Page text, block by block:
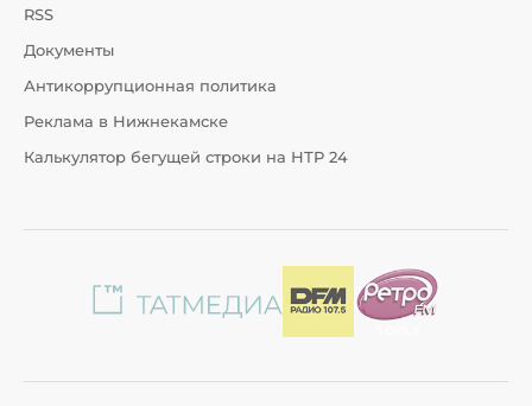
RSS
Документы
Антикоррупционная политика
Реклама в Нижнекамске
Калькулятор бегущей строки на НТР 24